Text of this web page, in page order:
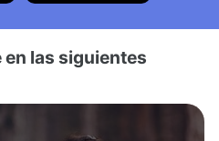
en las siguientes